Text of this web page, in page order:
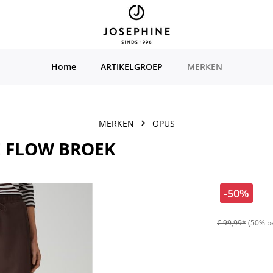
Home ARTIKELGROEP MERKEN
MERKEN OPUS
BROEK
-50%
€ 99,99*(50%